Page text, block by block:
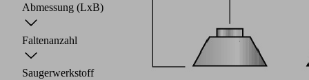
Abmessung (LxB)
Faltenanzahl
Saugerwerkstoff